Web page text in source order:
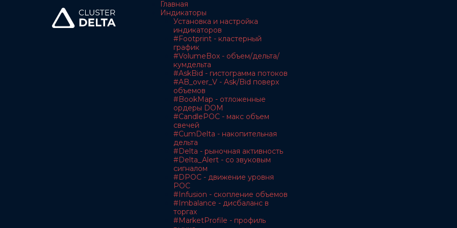
Главная
Индикаторы
Установка и настройка
индикаторов
#Footprint - кластерный
график
#VolumeBox - объем/дельта/
кумдельта
#AskBid - гистограмма потоков
#AB_over_V - Ask/Bid поверх
объемов
#BookMap - отложенные
ордеры DOM
#CandlePOC - макс объем
свечей
#CumDelta - накопительная
дельта
#Delta - рыночная активность
#Delta_Alert - со звуковым
сигналом
#DPOC - движение уровня
POC
#Infusion - скопление объемов
#Imbalance - дисбаланс в
торгах
#MarketProfile - профиль